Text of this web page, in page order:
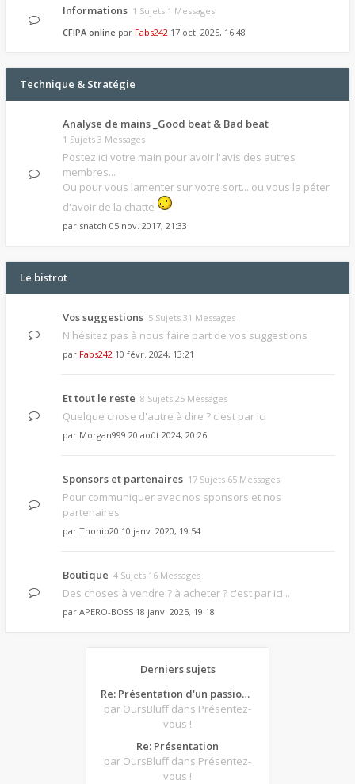
Informations 1 Sujets 1 Messages
CFIPA online par Fabs242 17 oct. 2025, 16:48
Technique & Stratégie
Analyse de mains _Good beat & Bad beat
1 Sujets 3 Messages
Postez ici votre main pour avoir l'avis des autres
membres...
Ou pour vous lamenter sur votre sort... ou vous la péter
d'avoir de la chatte
par snatch 05 nov. 2017, 21:33
Le bistrot
Vos suggestions 5 Sujets 31 Messages
N'hésitez pas à nous faire part de vos suggestions
par Fabs242 10 févr. 2024, 13:21
Et tout le reste 8 Sujets 25 Messages
Quelque chose d'autre à dire ? c'est par ici
par Morgan999 20 août 2024, 20:26
Sponsors et partenaires 17 Sujets 65 Messages
Pour communiquer avec nos sponsors et nos
partenaires
par Thonio20 10 janv. 2020, 19:54
Boutique 4 Sujets 16 Messages
Des choses à vendre ? à acheter ? c'est par ici...
par APERO-BOSS 18 janv. 2025, 19:18
Derniers sujets
Re: Présentation d'un passionné de poker
par OursBluff dans Présentez-
vous !
Re: Présentation
par OursBluff dans Présentez-
vous !